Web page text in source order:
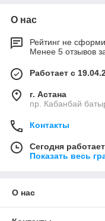
О нас
Рейтинг не
Менее 5 отзывов
Работает с
г. Астана
пр. Кабанбай
Контакты
Сегодня
Показать весь
О нас